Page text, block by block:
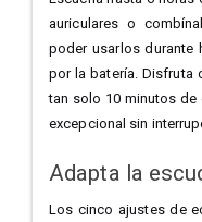
auriculares o
poder usarlos durante
por la batería. Disfruta
tan solo 10 minutos de
excepcional sin
Adapta la
Los cinco ajustes de